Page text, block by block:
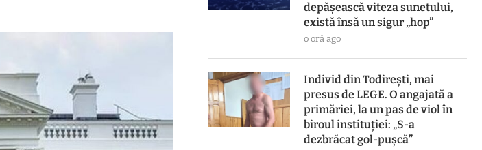
depășească viteza sunetului,
există însă un sigur „hop”
o oră ago
Individ din Todirești, mai
presus de LEGE. O angajată a
primăriei, la un pas de viol în
biroul instituției: „S-a
dezbrăcat gol-pușcă”